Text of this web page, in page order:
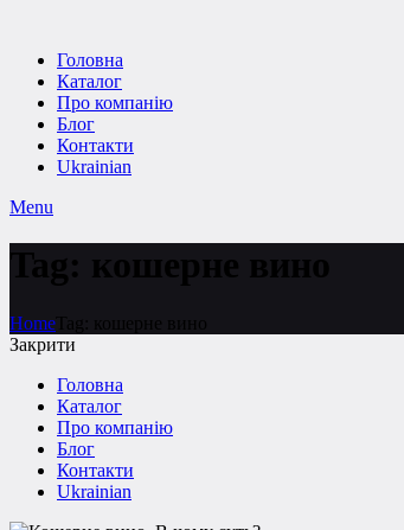
Головна
Каталог
Про компанію
Блог
Контакти
Ukrainian
Menu
Tag: кошерне вино
Home Tag: кошерне вино
Закрити
Головна
Каталог
Про компанію
Блог
Контакти
Ukrainian